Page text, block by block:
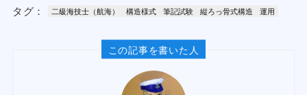
タグ： 二級海技士（航海） 構造様式 筆記試験 縦ろっ骨式構造 運用
この記事を書いた人